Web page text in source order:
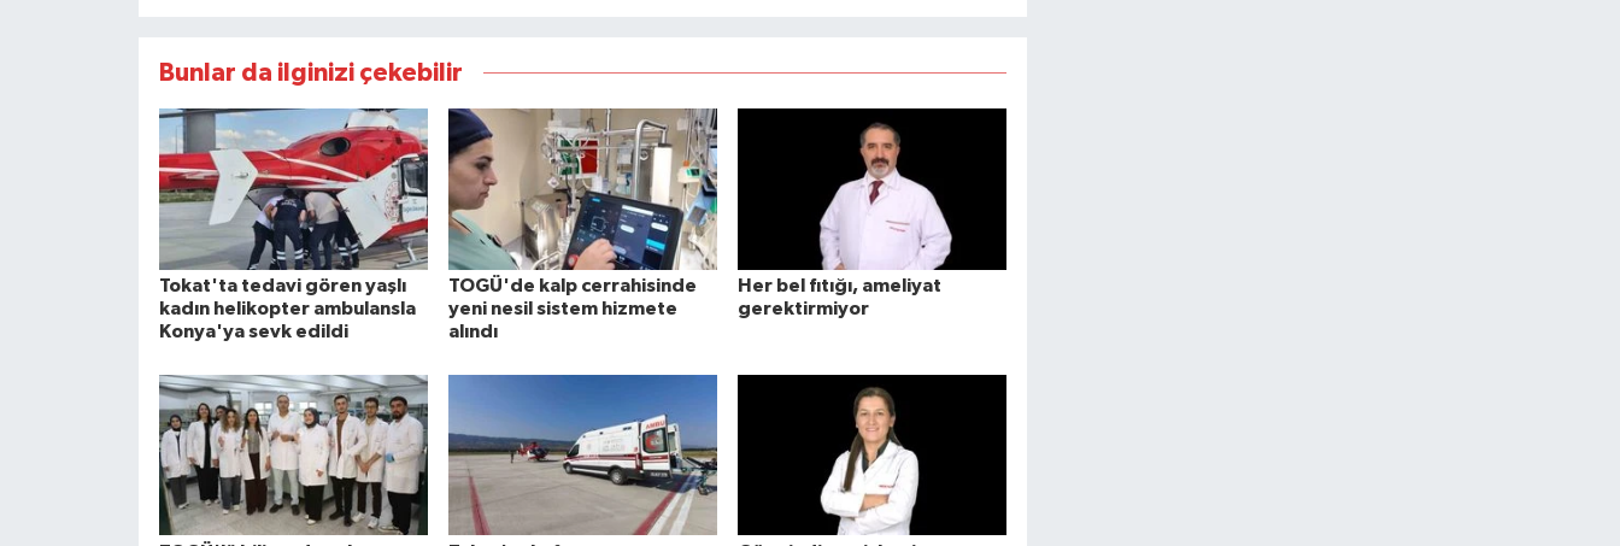
Bunlar da ilginizi çekebilir
Tokat'ta tedavi gören yaşlı
kadın helikopter ambulansla
Konya'ya sevk edildi
TOGÜ'de kalp cerrahisinde
yeni nesil sistem hizmete
alındı
Her bel fıtığı, ameliyat
gerektirmiyor